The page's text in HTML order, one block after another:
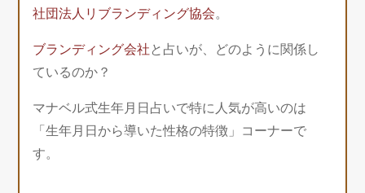
社団法人リブランディング協会。
ブランディング会社 と占いが、どのように関係し
ているのか？
マナベル式生年月日占いで特に人気が高いのは
「生年月日から導いた性格の特徴」コーナーで
す。